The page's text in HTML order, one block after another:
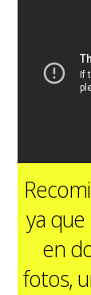
ya
en
fotos,